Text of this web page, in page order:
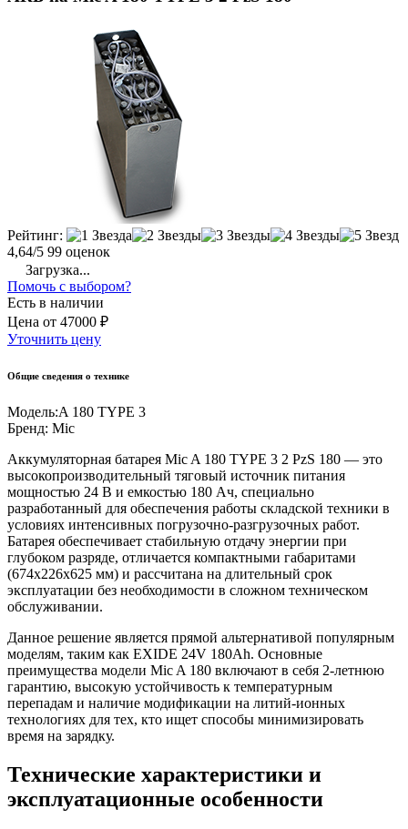
Рейтинг:
4,64/5 99 оценок
Загрузка...
Помочь с выбором?
Есть в наличии
Цена от 47000 ₽
Уточнить цену
Общие сведения о технике
Модель:A 180 TYPE 3
Бренд: Mic
Аккумуляторная батарея Mic A 180 TYPE 3 2 PzS 180 — это
высокопроизводительный тяговый источник питания
мощностью 24 В и емкостью 180 Ач, специально
разработанный для обеспечения работы складской техники в
условиях интенсивных погрузочно-разгрузочных работ.
Батарея обеспечивает стабильную отдачу энергии при
глубоком разряде, отличается компактными габаритами
(674x226x625 мм) и рассчитана на длительный срок
эксплуатации без необходимости в сложном техническом
обслуживании.
Данное решение является прямой альтернативой популярным
моделям, таким как EXIDE 24V 180Ah. Основные
преимущества модели Mic A 180 включают в себя 2-летнюю
гарантию, высокую устойчивость к температурным
перепадам и наличие модификации на литий-ионных
технологиях для тех, кто ищет способы минимизировать
время на зарядку.
Технические характеристики и
эксплуатационные особенности